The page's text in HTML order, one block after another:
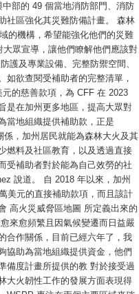
部的 49 個當地消防部門、消防
社區強化其災難防備計畫。 森林
的機構，希望能強化他們的災難
眾宣導，讓他們瞭解他們應該對
護及專業設備、完整防禦空間、
如欲查閱受補助者的完整清單，
的慈善款項，為 CFF 在 2023
是在加州更多地區，提高大眾對
當地組織提供補助款，正是
，加州居民就能為森林大火及其
燃料及社區教育，以及透過直接
受補助者對於能為自己效勞的社
說道。 自 2018 年以來，加州
美元的直接補助款項，而且該計
高火災威脅區地圖 所定義出來的
來愈頻繁且因氣候變遷而日益嚴
合作關係，目前已經六年了，我
協助為當地組織提供資金，他們
備度計畫所提供的教 對於接受過
大火韌性工作的發展方面表現得